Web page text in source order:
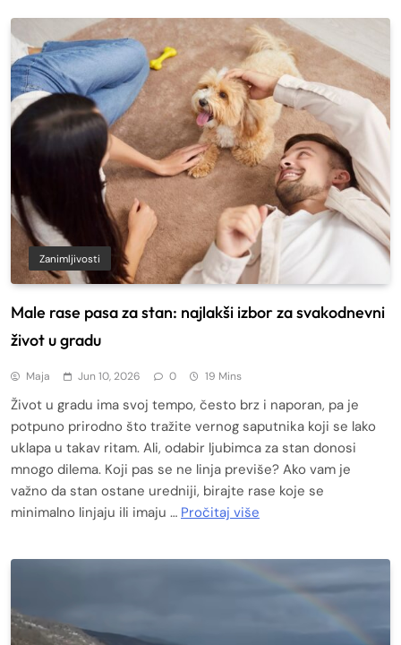
Zanimljivosti
Male rase pasa za stan: najlakši izbor za svakodnevni
život u gradu
Maja Jun 10, 2026 0 19 Mins
Život u gradu ima svoj tempo, često brz i naporan, pa je
potpuno prirodno što tražite vernog saputnika koji se lako
uklapa u takav ritam. Ali, odabir ljubimca za stan donosi
mnogo dilema. Koji pas se ne linja previše? Ako vam je
važno da stan ostane uredniji, birajte rase koje se
minimalno linjaju ili imaju … Pročitaj više